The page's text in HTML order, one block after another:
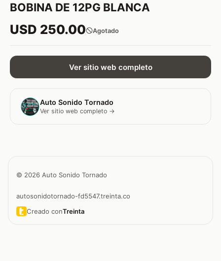
BOBINA DE 12PG BLANCA
USD 250.00 Agotado
Ver sitio web completo
Auto Sonido Tornado
Ver sitio web completo →
© 2026 Auto Sonido Tornado
autosonidotornado-fd5547.treinta.co
Creado conTreinta